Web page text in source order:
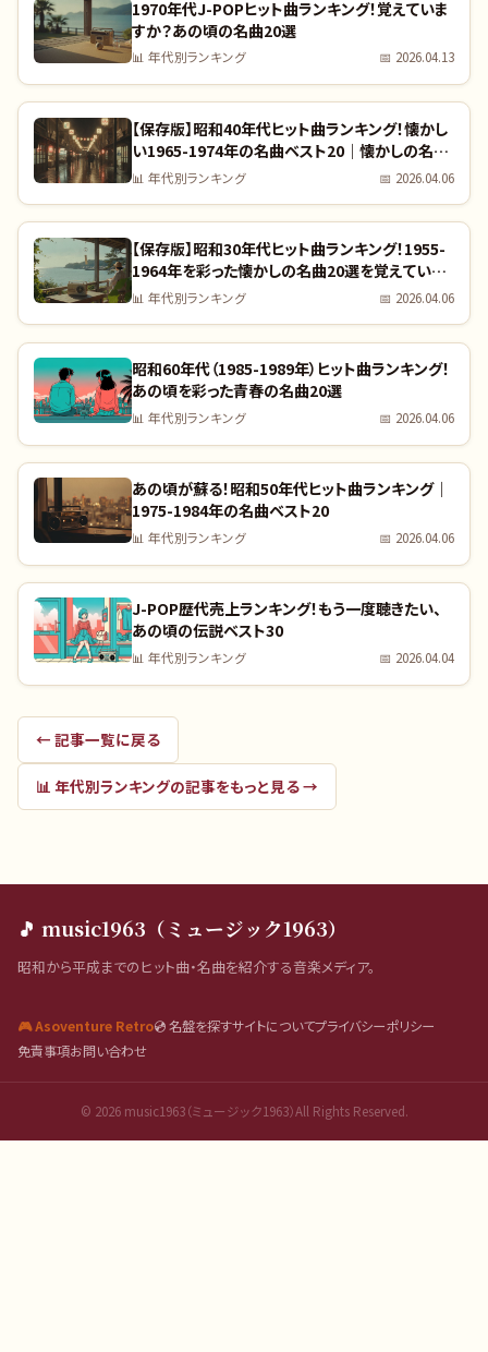
1970年代J-POPヒット曲ランキング！覚えていま
すか？あの頃の名曲20選
📊 年代別ランキング 📅 2026.04.13
【保存版】昭和40年代ヒット曲ランキング！懐かし
い1965-1974年の名曲ベスト20｜懐かしの名曲
完全リスト
📊 年代別ランキング 📅 2026.04.06
【保存版】昭和30年代ヒット曲ランキング！1955-
1964年を彩った懐かしの名曲20選を覚えていま
すか？｜全曲リスト付き
📊 年代別ランキング 📅 2026.04.06
昭和60年代（1985-1989年）ヒット曲ランキング！
あの頃を彩った青春の名曲20選
📊 年代別ランキング 📅 2026.04.06
あの頃が蘇る！昭和50年代ヒット曲ランキング｜
1975-1984年の名曲ベスト20
📊 年代別ランキング 📅 2026.04.06
J-POP歴代売上ランキング！もう一度聴きたい、
あの頃の伝説ベスト30
📊 年代別ランキング 📅 2026.04.04
← 記事一覧に戻る
📊 年代別ランキングの記事をもっと見る →
🎵 music1963（ミュージック1963）
昭和から平成までのヒット曲・名曲を紹介する音楽メディア。
🎮 Asoventure Retro💿 名盤を探すサイトについてプライバシーポリシー
免責事項お問い合わせ
© 2026music1963（ミュージック1963）All Rights Reserved.